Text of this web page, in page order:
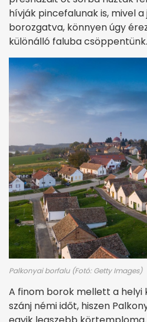
hívják pincefalunak is, mivel
borozgatva, könnyen úgy
különálló faluba csöppentünk.
Palkonyai borfalu (Fotó: Getty Images)
A finom borok mellett a helyi
szánj némi időt, hiszen